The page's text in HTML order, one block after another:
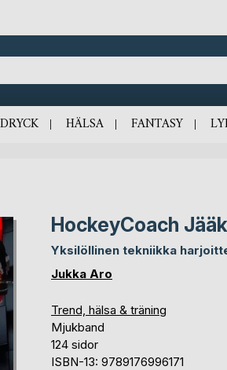
HÄLSA FANTASY
HockeyCoach
Yksilöllinen tekniikka
Jukka Aro
Trend, hälsa & träning
Mjukband
124 sidor
ISBN-13: 9789176996171